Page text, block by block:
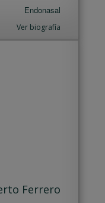
Endonasal
Ver biografía
Ferrero